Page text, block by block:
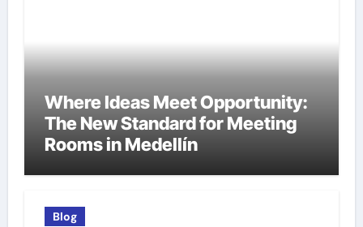
Where Ideas Meet Opportunity:
The New Standard for Meeting
Rooms in Medellín
Blog